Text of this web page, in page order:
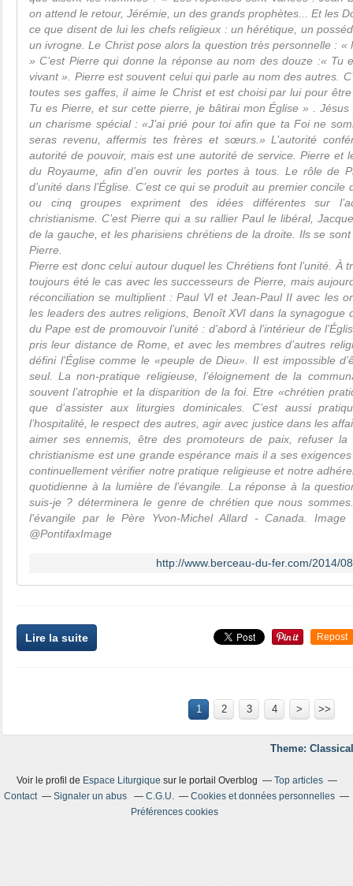
on attend le retour, Jérémie, un des grands prophètes... Et les
ce que disent de lui les chefs religieux : un hérétique, un
un ivrogne. Le Christ pose alors la question très personnelle : «
» C’est Pierre qui donne la réponse au nom des douze :« Tu
vivant ». Pierre est souvent celui qui parle au nom des autres.
toutes ses gaffes, il aime le Christ et est choisi par lui pour
Tu es Pierre, et sur cette pierre, je bâtirai mon Église » .
un charisme spécial : «J’ai prié pour toi afin que ta Foi ne
seras revenu, affermis tes frères et sœurs.» L’autorité
autorité de pouvoir, mais est une autorité de service. Pierre et
du Royaume, afin d’en ouvrir les portes à tous. Le rôle de
d’unité dans l’Église. C’est ce qui se produit au premier
ou cinq groupes expriment des idées différentes sur
christianisme. C’est Pierre qui a su rallier Paul le libéral,
de la gauche, et les pharisiens chrétiens de la droite. Ils se
Pierre.
Pierre est donc celui autour duquel les Chrétiens font l’unité. À
toujours été le cas avec les successeurs de Pierre, mais
réconciliation se multiplient : Paul VI et Jean-Paul II avec les
les leaders des autres religions, Benoît XVI dans la synagogue
du Pape est de promouvoir l’unité : d’abord à l’intérieur de
pris leur distance de Rome, et avec les membres d’autres
défini l’Église comme le «peuple de Dieu». Il est impossible
seul. La non-pratique religieuse, l’éloignement de la
souvent l’atrophie et la disparition de la foi. Etre «chrétien
que d’assister aux liturgies dominicales. C’est aussi
l’hospitalité, le respect des autres, agir avec justice dans les
aimer ses ennemis, être des promoteurs de paix, refuser la
christianisme est une grande espérance mais il a ses
continuellement vérifier notre pratique religieuse et notre
quotidienne à la lumière de l’évangile. La réponse à la
suis-je ? déterminera le genre de chrétien que nous
l'évangile par le Père Yvon-Michel Allard - Canada.
@PontifaxImage
http://www.berceau-du-fer.com/2014/
Lire la suite Repost
1 2 3 4 > >>
Theme:
Voir le profil de Espace Liturgiquesur le portail Overblog
Top articles
Contact
Signaler un abus C.G.U.
Cookies et données personnelles
Préférences cookies